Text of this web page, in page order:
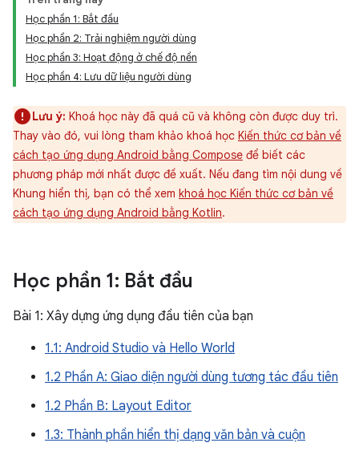
Học phần 1: Bắt đầu
Học phần 2: Trải nghiệm người dùng
Học phần 3: Hoạt động ở chế độ nền
Học phần 4: Lưu dữ liệu người dùng
Lưu ý: Khoá học này đã quá cũ và không còn được duy trì.
Thay vào đó, vui lòng tham khảo khoá học Kiến thức cơ bản về
cách tạo ứng dụng Android bằng Compose để biết các
phương pháp mới nhất được đề xuất. Nếu đang tìm nội dung về
Khung hiển thị, bạn có thể xem khoá học Kiến thức cơ bản về
cách tạo ứng dụng Android bằng Kotlin.
Học phần 1: Bắt đầu
Bài 1: Xây dựng ứng dụng đầu tiên của bạn
1.1: Android Studio và Hello World
1.2 Phần A: Giao diện người dùng tương tác đầu tiên
1.2 Phần B: Layout Editor
1.3: Thành phần hiển thị dạng văn bản và cuộn